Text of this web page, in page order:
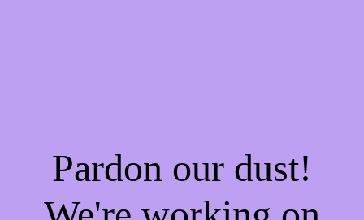
Pardon our dust!